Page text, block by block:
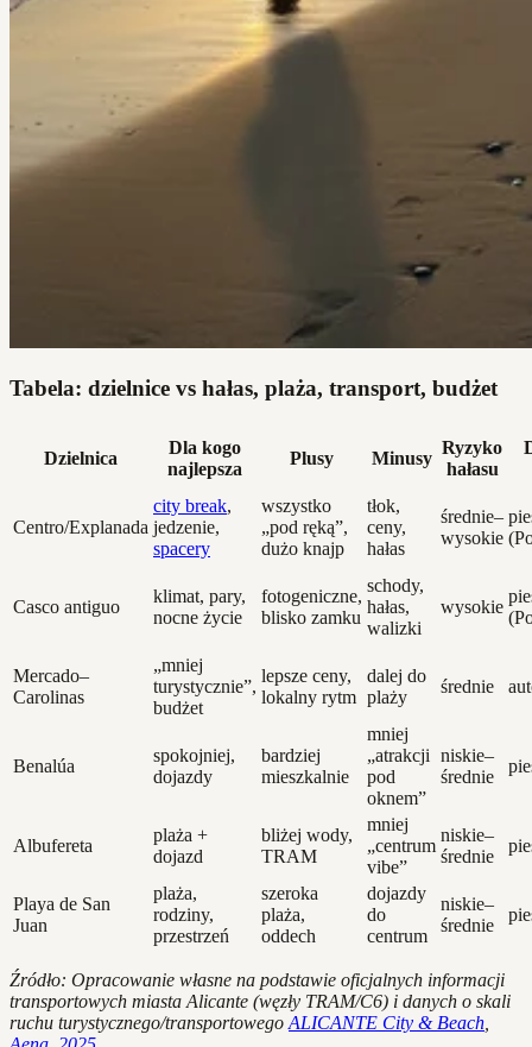
Tabela: dzielnice vs hałas, plaża, transport, budżet
Dzielnica
Dla kogo
najlepsza
Plusy Minusy
Ryzyko
hałasu
Centro/Explanada
city break,
jedzenie,
spacery
wszystko
„pod ręką”,
dużo knajp
tłok,
ceny,
hałas
średnie–
wysokie
Casco antiguo
klimat, pary,
nocne życie
fotogeniczne,
blisko zamku
schody,
hałas,
walizki
wysokie
Mercado–
Carolinas
„mniej
turystycznie”,
budżet
lepsze ceny,
lokalny rytm
dalej do
plaży
średnie
Benalúa
spokojniej,
dojazdy
bardziej
mieszkalnie
mniej
„atrakcji
pod
oknem”
niskie–
średnie
Albufereta
plaża +
dojazd
bliżej wody,
TRAM
mniej
„centrum
vibe”
niskie–
średnie
Playa de San
Juan
plaża,
rodziny,
przestrzeń
szeroka
plaża,
oddech
dojazdy
do
centrum
niskie–
średnie
Źródło: Opracowanie własne na podstawie oficjalnych informacji
transportowych miasta Alicante (węzły TRAM/C6) i danych o skali
ruchu turystycznego/transportowego ALICANTE City & Beach